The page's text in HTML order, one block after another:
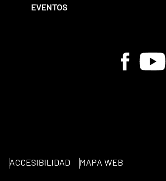
EVENTOS
Facebook
Youtube
ACCESIBILIDAD MAPA WEB